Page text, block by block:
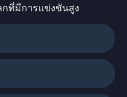
กที่มีการแข่งขันสูง